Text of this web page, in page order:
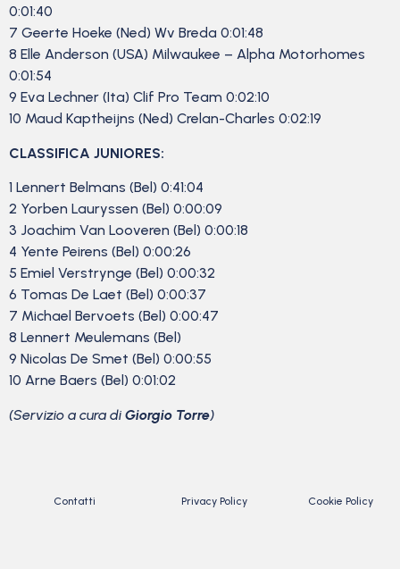
0:01:40
7 Geerte Hoeke (Ned) Wv Breda 0:01:48
8 Elle Anderson (USA) Milwaukee – Alpha Motorhomes
0:01:54
9 Eva Lechner (Ita) Clif Pro Team 0:02:10
10 Maud Kaptheijns (Ned) Crelan-Charles 0:02:19
CLASSIFICA JUNIORES:
1 Lennert Belmans (Bel) 0:41:04
2 Yorben Lauryssen (Bel) 0:00:09
3 Joachim Van Looveren (Bel) 0:00:18
4 Yente Peirens (Bel) 0:00:26
5 Emiel Verstrynge (Bel) 0:00:32
6 Tomas De Laet (Bel) 0:00:37
7 Michael Bervoets (Bel) 0:00:47
8 Lennert Meulemans (Bel)
9 Nicolas De Smet (Bel) 0:00:55
10 Arne Baers (Bel) 0:01:02
(Servizio a cura di Giorgio Torre)
Contatti Privacy Policy Cookie Policy